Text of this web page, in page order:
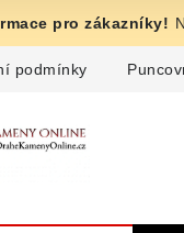
podmínky